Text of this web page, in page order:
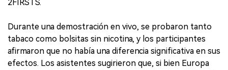
2FIRSTS.
Durante una demostración en vivo, se probaron tanto
tabaco como bolsitas sin nicotina, y los participantes
afirmaron que no había una diferencia significativa en sus
efectos. Los asistentes sugirieron que, si bien Europa